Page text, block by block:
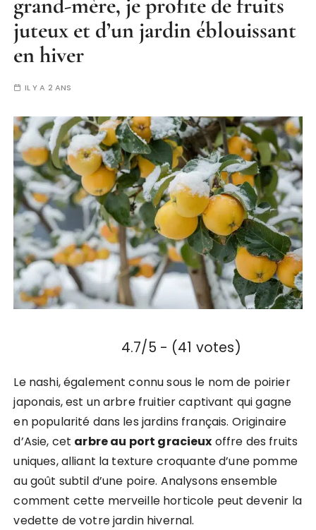
juteux et d’un jardin éblouissant
en hiver
IL Y A 2 ANS
4.7/5 - (41 votes)
Le nashi, également connu sous le nom de poirier
japonais, est un arbre fruitier captivant qui gagne
en popularité dans les jardins français. Originaire
d’Asie, cet arbre au port gracieux offre des fruits
uniques, alliant la texture croquante d’une pomme
au goût subtil d’une poire. Analysons ensemble
comment cette merveille horticole peut devenir la
vedette de votre jardin hivernal.